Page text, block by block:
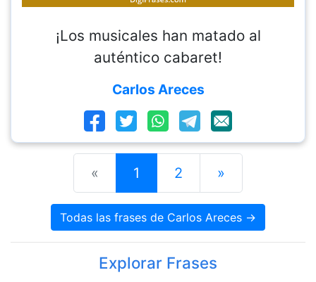
¡Los musicales han matado al
auténtico cabaret!
Carlos Areces
« 1 2 »
Todas las frases de Carlos Areces →
Explorar Frases